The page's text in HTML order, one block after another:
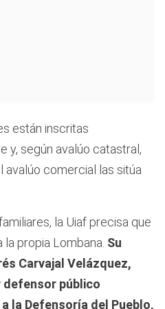
están inscritas
y, según avalúo catastral,
avalúo comercial las sitúa
la Uiaf precisa que
propia Lombana. Su
Carvajal Velázquez,
defensor público
la Defensoría del Pueblo,